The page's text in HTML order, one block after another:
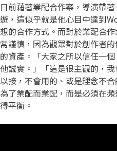
日前藉著業配合作案，導演帶
遊，這似乎就是他心目中達到
想的合作方式。而對於業配合
常謹慎，因為觀眾對於創作者
的資產。「大家之所以信任一
他誠實。」「這是很主觀的，
以接，不會用的、或是理念不
為了業配而業配，而是必須在
得平衡。